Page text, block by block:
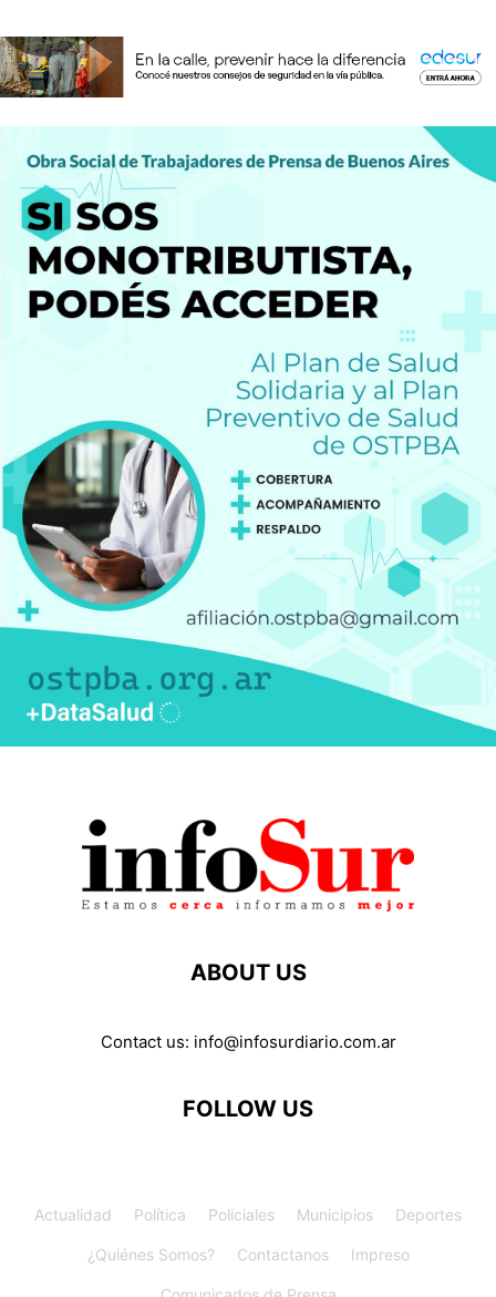
ABOUT US
Contact us: info@infosurdiario.com.ar
FOLLOW US
Actualidad Política Policiales Municipios Deportes
¿Quiénes Somos? Contactanos Impreso